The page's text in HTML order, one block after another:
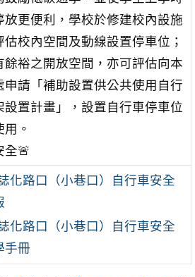
放更便利，學校於修建校內設施
估校內空間及動線設置停車位；
餘裕之開放空間，亦可評估向本
申請「補助設置供公共使用自行
設置計畫」，設置自行車停車位
。
全🚨
化路口（小巷口）自行車安全
化路口（小巷口）自行車安全
手冊